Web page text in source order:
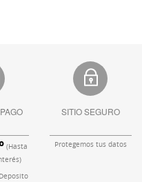
(Hasta
SITIO SEGURO
Protegemos tus datos